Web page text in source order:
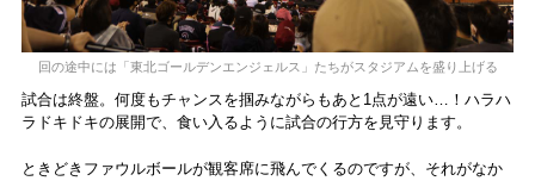
回の途中には「東北ゴールデンエンジェルス」たちがスタジアムを盛り上げる
試合は終盤。何度もチャンスを掴みながらもあと1点が遠い…！ハラハ
ラドキドキの展開で、食い入るように試合の行方を見守ります。
ときどきファウルボールが観客席に飛んでくるのですが、それがなか